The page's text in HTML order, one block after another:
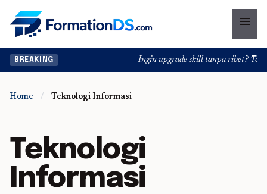
menu
BREAKING Ingin upgrade skill tanpa ribet?
Home / Teknologi Informasi
Teknologi
Informasi